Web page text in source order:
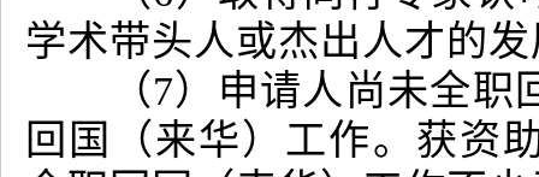
学术带头人或杰出人才的
（7）申请人尚未全职回
回国（来华）工作。获资